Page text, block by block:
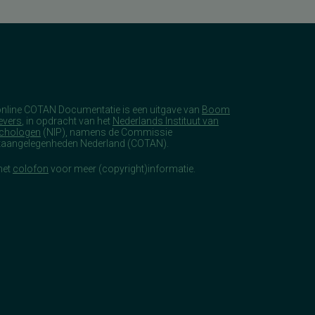
COTAN Documentatie is een uitgave van Boom
, in opdracht van het Nederlands Instituut van
(NIP), namens de Commissie
Nederland (COTAN).
colofon voor meer (copyright)informatie.